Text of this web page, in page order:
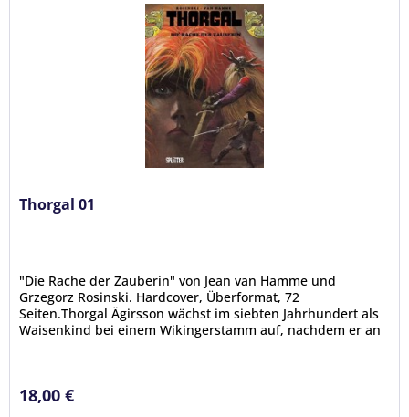
Thorgal 01
"Die Rache der Zauberin" von Jean van Hamme und
Grzegorz Rosinski. Hardcover, Überformat, 72
Seiten.Thorgal Ägirsson wächst im siebten Jahrhundert als
Waisenkind bei einem Wikingerstamm auf, nachdem er an
18,00 €